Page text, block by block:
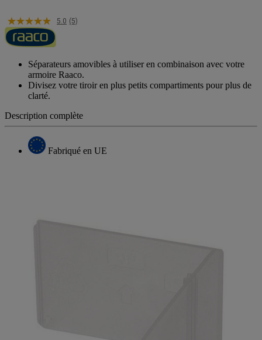
5.0 (5)
Séparateurs amovibles à utiliser en combinaison avec votre
armoire Raaco.
Divisez votre tiroir en plus petits compartiments pour plus de
clarté.
Description complète
Fabriqué en UE